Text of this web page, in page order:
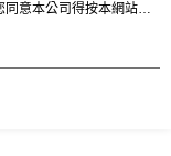
意本公司得按本網站使